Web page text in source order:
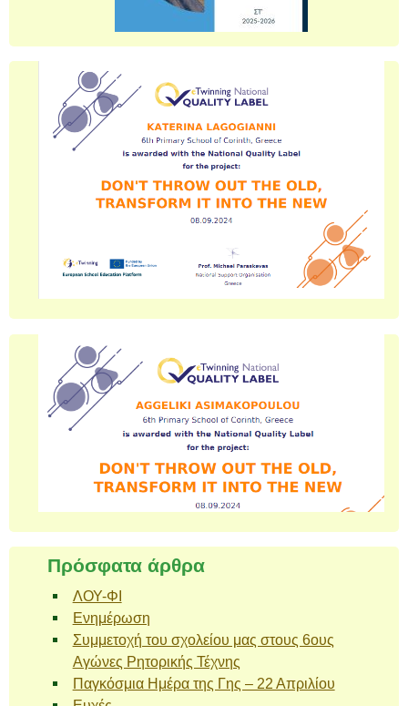
Πρόσφατα άρθρα
ΛΟΥ-ΦΙ
Ενημέρωση
Συμμετοχή του σχολείου μας στους 6ους
Αγώνες Ρητορικής Τέχνης
Παγκόσμια Ημέρα της Γης – 22 Απριλίου